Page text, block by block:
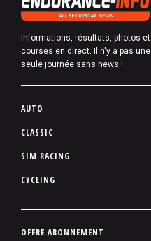
Informations, résultats, photos et
courses en direct. Il n'y a pas une
seule journée sans news !
P
d
d
p
AUTO
CLASSIC
SIM RACING
CYCLING
P
OFFRE ABONNEMENT